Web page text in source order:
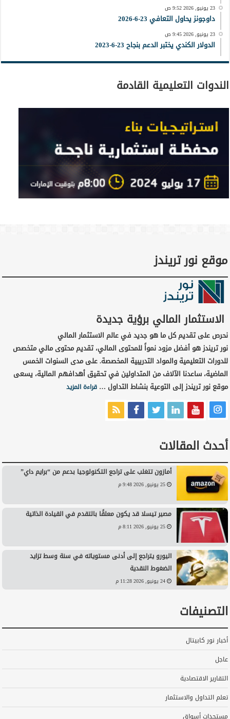
23 يونيو, 2026 9:52 ص
داوجونز يحاول التعافي 23-6-2026
23 يونيو, 2026 9:45 ص
الدولار الكندي يختبر الدعم بنجاح 23-6-2023
الندوات التعليمية القادمة
موقع نور تريندز
الاستثمار المالي برؤية جديدة
نحرص على تقديم كل ما هو جديد في عالم الاستثمار المالي
نور تريندز هو أفضل مزود نمواً للمحتوى المالي، تقديم محتوى مالي متخصص
للدورات التعليمية والمواد التدريبية المخصصة. على مدى السنوات الخمس
الماضية، ساعدنا الآلاف من المتداولين في تحقيق أهدافهم المالية، يسعى
موقع نور تريندز إلى التوعية بنشاط التداول …قراءة المزيد
أحدث المقالات
أمازون تتغلب على تراجع التكنولوجيا بدعم من “برايم داي”
25 يونيو, 2026 9:48 م
مصير تيسلا قد يكون معلقًا بالتقدم في القيادة الذاتية
25 يونيو, 2026 8:11 م
اليورو يتراجع إلى أدنى مستوياته في سنة وسط تزايد
الضغوط النقدية
24 يونيو, 2026 11:28 م
التصنيفات
أخبار نور كابيتال
عاجل
التقارير الاقتصادية
تعلم التداول والاستثمار
مستجدات أسواق